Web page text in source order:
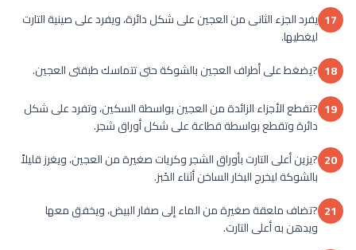
17 يفرد الجزء الثانى من العجين على شكل دائرة، ويفرد على صينية التارت
ليغطيها.
18 ?يضغط على أطراف العجين بالشوكة حتى تتماسك طبقتى العجين.
19 ?تقطع الأجزاء الزائدة من العجين بواسطة السكين، وتفرد على شكل
دائرة وتقطع بواسطة قطاعة على شكل أوراق شجر.
20 ?يزين أعلى التارت بأوراق الشجر وكريات صغيرة من العجين، ويغرز قليلاً
بالشوكة ليخرج البخار الساخن أثناء الخَبز.
21 ?تضاف ملعقة صغيرة من الماء إلى صفار البيض، ويخفق معها
ويدهن به أعلى التارت.